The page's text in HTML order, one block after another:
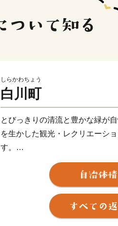
しらかわちょう
白川町
とびっきりの清流と豊かな緑が
を生かした観光・レクリエーシ
す。
また、豊かな山林資源を生かし
生み出す独特の気候風土を生か
『東濃桧(ヒノキ)のまち』『白